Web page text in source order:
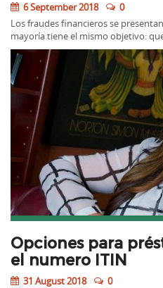
6 September 2018
0
Los fraudes financieros se
mayoría tiene el mismo objetivo:
Opciones para
el numero ITIN
31 August 2018
0